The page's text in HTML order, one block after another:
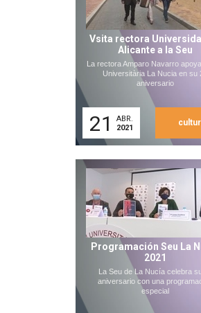
Vsita rectora
Alicante a la Seu
La rectora Amparo Navarro
Universitària La Nucia en su
aniversario
21
ABR.
2021
Programación Seu La
2021
La Seu de La Nucía celebra
aniversario con una
especial